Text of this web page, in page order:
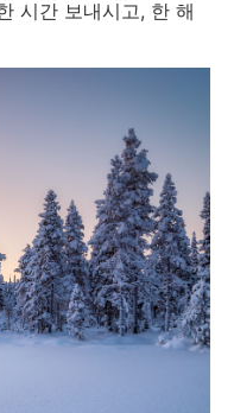
시간 보내시고, 한 해